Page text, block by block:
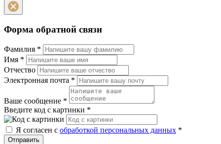
Форма обратной связи
Фамилия *
Имя *
Отчество
Электронная почта *
Ваше сообщение *
Введите код с картинки *
Я согласен с обработкой персональных данных *
Отправить